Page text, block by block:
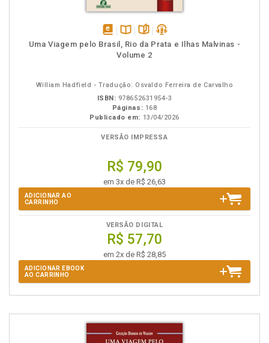
disponívelDisponível
na
páginaspodcast
Uma Viagem pelo Brasil, Rio da Prata e Ilhas Malvinas -
Volume 2
William Hadfield - Tradução: Osvaldo Ferreira de Carvalho
ISBN: 978652631954-3
Páginas: 168
Publicado em: 13/04/2026
VERSÃO IMPRESSA
R$ 79,90
em 3x de R$ 26,63
ADICIONAR AO
CARRINHO
VERSÃO DIGITAL
R$ 57,70
em 2x de R$ 28,85
ADICIONAR EBOOK
AO CARRINHO